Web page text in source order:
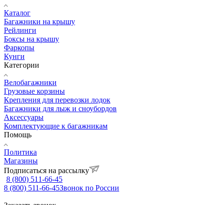
Каталог
Багажники на крышу
Рейлинги
Боксы на крышу
Фаркопы
Кунги
Категории
Велобагажники
Грузовые корзины
Крепления для перевозки лодок
Багажники для лыж и сноубордов
Аксессуары
Комплектующие к багажникам
Помощь
Политика
Магазины
Подписаться на рассылку
8 (800) 511-66-45
8 (800) 511-66-45Звонок по России